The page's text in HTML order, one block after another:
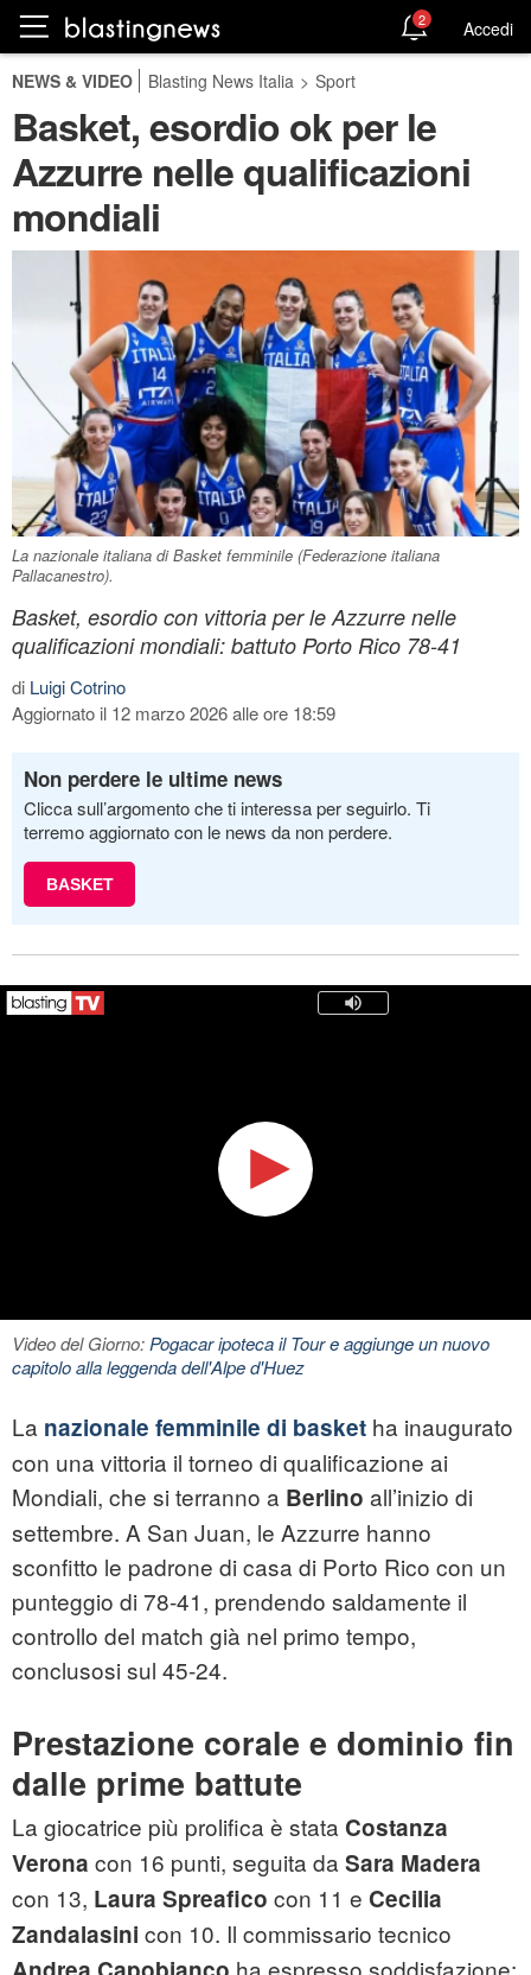
2 Accedi
NEWS & VIDEO Blasting News Italia > Sport
Basket, esordio ok per le
Azzurre nelle qualificazioni
mondiali
La nazionale italiana di Basket femminile (Federazione italiana
Pallacanestro).
Basket, esordio con vittoria per le Azzurre nelle
qualificazioni mondiali: battuto Porto Rico 78-41
di Luigi Cotrino
Aggiornato il 12 marzo 2026 alle ore 18:59
Non perdere le ultime news
Clicca sull’argomento che ti interessa per seguirlo. Ti
terremo aggiornato con le news da non perdere.
BASKET
Video del Giorno:Pogacar ipoteca il Tour e aggiunge un nuovo
capitolo alla leggenda dell'Alpe d'Huez
La nazionale femminile di basket ha inaugurato
con una vittoria il torneo di qualificazione ai
Mondiali, che si terranno a Berlino all’inizio di
settembre. A San Juan, le Azzurre hanno
sconfitto le padrone di casa di Porto Rico con un
punteggio di 78-41, prendendo saldamente il
controllo del match già nel primo tempo,
conclusosi sul 45-24.
Prestazione corale e dominio fin
dalle prime battute
La giocatrice più prolifica è stata Costanza
Verona con 16 punti, seguita da Sara Madera
con 13, Laura Spreafico con 11 e Cecilia
Zandalasini con 10. Il commissario tecnico